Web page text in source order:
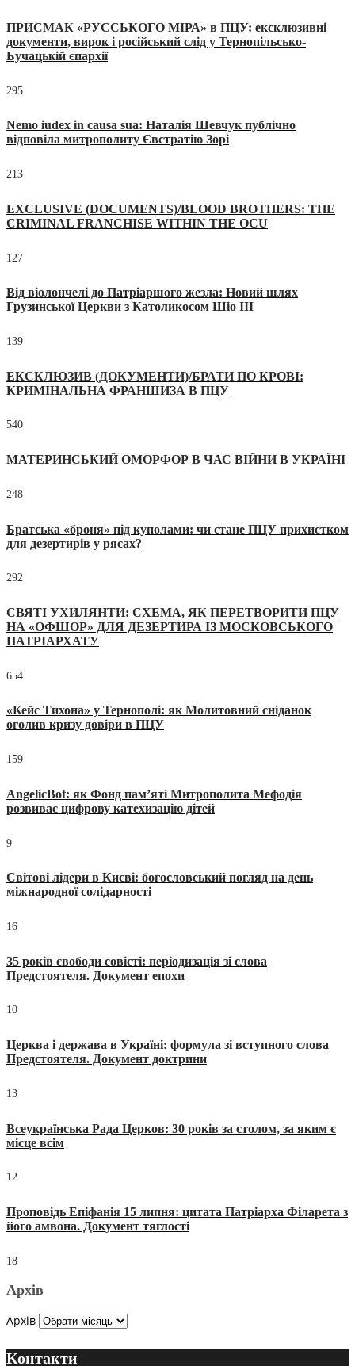
ПРИСМАК «РУССЬКОГО МІРА» в ПЦУ: ексклюзивні
документи, вирок і російський слід у Тернопільсько-
Бучацькій єпархії
295
Nemo iudex in causa sua: Наталія Шевчук публічно
відповіла митрополиту Євстратію Зорі
213
EXCLUSIVE (DOCUMENTS)/BLOOD BROTHERS: THE
CRIMINAL FRANCHISE WITHIN THE OCU
127
Від віолончелі до Патріаршого жезла: Новий шлях
Грузинської Церкви з Католикосом Шіо III
139
ЕКСКЛЮЗИВ (ДОКУМЕНТИ)/БРАТИ ПО КРОВІ:
КРИМІНАЛЬНА ФРАНШИЗА В ПЦУ
540
МАТЕРИНСЬКИЙ ОМОРФОР В ЧАС ВІЙНИ В УКРАЇНІ
248
Братська «броня» під куполами: чи стане ПЦУ прихистком
для дезертирів у рясах?
292
СВЯТІ УХИЛЯНТИ: СХЕМА, ЯК ПЕРЕТВОРИТИ ПЦУ
НА «ОФШОР» ДЛЯ ДЕЗЕРТИРА ІЗ МОСКОВСЬКОГО
ПАТРІАРХАТУ
654
«Кейс Тихона» у Тернополі: як Молитовний сніданок
оголив кризу довіри в ПЦУ
159
AngelicBot: як Фонд пам’яті Митрополита Мефодія
розвиває цифрову катехизацію дітей
9
Світові лідери в Києві: богословський погляд на день
міжнародної солідарності
16
35 років свободи совісті: періодизація зі слова
Предстоятеля. Документ епохи
10
Церква і держава в Україні: формула зі вступного слова
Предстоятеля. Документ доктрини
13
Всеукраїнська Рада Церков: 30 років за столом, за яким є
місце всім
12
Проповідь Епіфанія 15 липня: цитата Патріарха Філарета з
його амвона. Документ тяглості
18
Архів
Архів
Контакти